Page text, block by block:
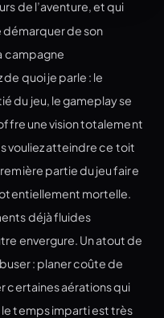
de l’aventure, et qui
démarquer de son
campagne
quoi je parle : le
du jeu, le gameplay se
une vision totalement
vouliez atteindre ce toit
partie du jeu faire
mortelle.
déjà fluides
envergure. Un atout de
: planer coûte de
certaines aérations qui
temps imparti est très